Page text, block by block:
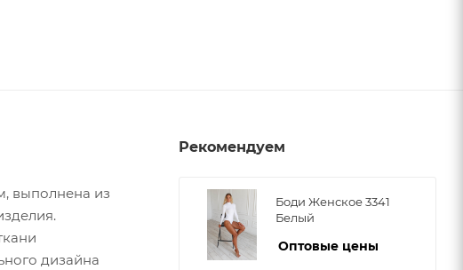
выполнена из
дизайна
Рекомендуем
Боди Женское 3341
Белый
Оптовые цены